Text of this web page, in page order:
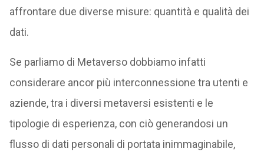
affrontare due diverse misure: quantità e qualità dei
dati.
Se parliamo di Metaverso dobbiamo infatti
considerare ancor più interconnessione tra utenti e
aziende, tra i diversi metaversi esistenti e le
tipologie di esperienza, con ciò generandosi un
flusso di dati personali di portata inimmaginabile,